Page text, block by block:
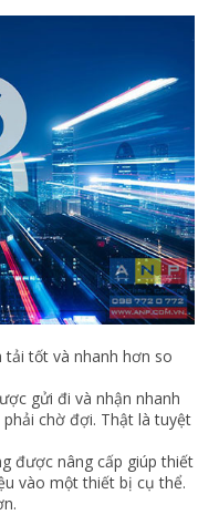
tốt và nhanh hơn so
gửi đi và nhận nhanh
chờ đợi. Thật là tuyệt
được nâng cấp giúp thiết
vào một thiết bị cụ thể.